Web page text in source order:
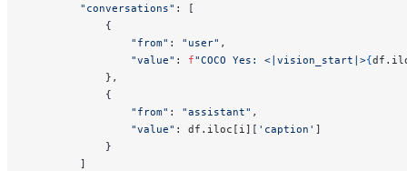
        "conversations"
: [
            {
                "from"
: "user" ,
                "value"
: f"COCO Yes: <|vision_start|>{
            },
            {
                "from"
: "assistant" ,
                "value"
: df.iloc[i][ 'caption' ]
            }
        ]